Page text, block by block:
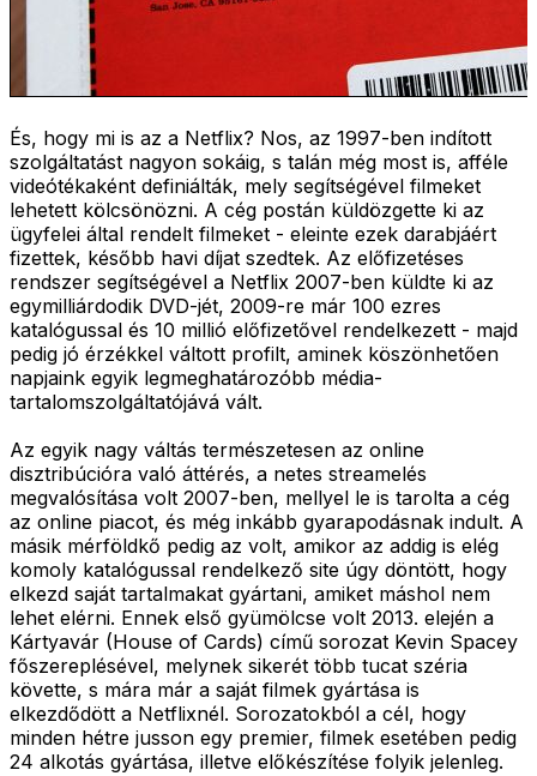
És, hogy mi is az a Netflix? Nos, az 1997-ben indított
szolgáltatást nagyon sokáig, s talán még most is, afféle
videótékaként definiálták, mely segítségével filmeket
lehetett kölcsönözni. A cég postán küldözgette ki az
ügyfelei által rendelt filmeket - eleinte ezek darabjáért
fizettek, később havi díjat szedtek. Az előfizetéses
rendszer segítségével a Netflix 2007-ben küldte ki az
egymilliárdodik DVD-jét, 2009-re már 100 ezres
katalógussal és 10 millió előfizetővel rendelkezett - majd
pedig jó érzékkel váltott profilt, aminek köszönhetően
napjaink egyik legmeghatározóbb média-
tartalomszolgáltatójává vált.
Az egyik nagy váltás természetesen az online
disztribúcióra való áttérés, a netes streamelés
megvalósítása volt 2007-ben, mellyel le is tarolta a cég
az online piacot, és még inkább gyarapodásnak indult. A
másik mérföldkő pedig az volt, amikor az addig is elég
komoly katalógussal rendelkező site úgy döntött, hogy
elkezd saját tartalmakat gyártani, amiket máshol nem
lehet elérni. Ennek első gyümölcse volt 2013. elején a
Kártyavár (House of Cards) című sorozat Kevin Spacey
főszereplésével, melynek sikerét több tucat széria
követte, s mára már a saját filmek gyártása is
elkezdődött a Netflixnél. Sorozatokból a cél, hogy
minden hétre jusson egy premier, filmek esetében pedig
24 alkotás gyártása, illetve előkészítése folyik jelenleg.